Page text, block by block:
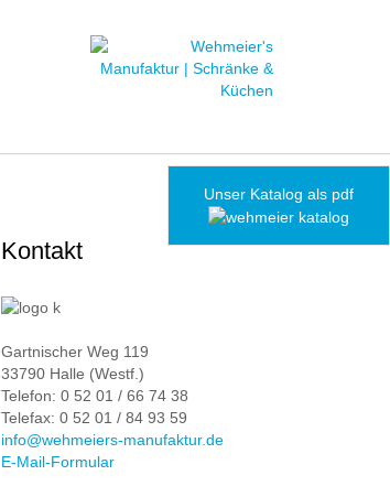
Unser Katalog als pdf
Kontakt
Gartnischer Weg 119
33790 Halle (Westf.)
Telefon: 0 52 01 / 66 74 38
Telefax: 0 52 01 / 84 93 59
info@wehmeiers-manufaktur.de
E-Mail-Formular